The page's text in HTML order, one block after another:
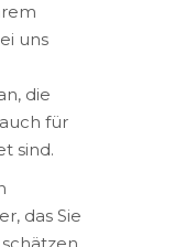
uns
die
für
sind.
das Sie